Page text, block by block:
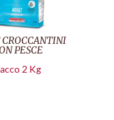
PESCE
2 Kg